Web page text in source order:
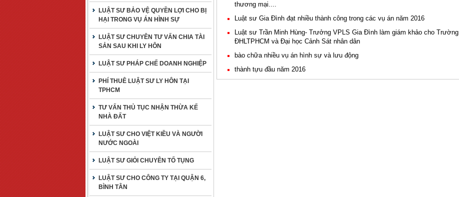
LUẬT SƯ BẢO VỆ QUYỀN LỢI CHO BỊ
HẠI TRONG VỤ ÁN HÌNH SỰ
LUẬT SƯ CHUYÊN TƯ VẤN CHIA TÀI
SẢN SAU KHI LY HÔN
LUẬT SƯ PHÁP CHẾ DOANH NGHIỆP
PHÍ THUÊ LUẬT SƯ LY HÔN TẠI
TPHCM
TƯ VẤN THỦ TỤC NHẬN THỪA KẾ
NHÀ ĐẤT
LUẬT SƯ CHO VIỆT KIỀU VÀ NGƯỜI
NƯỚC NGOÀI
LUẬT SƯ GIỎI CHUYÊN TỐ TỤNG
LUẬT SƯ CHO CÔNG TY TẠI QUẬN 6,
BÌNH TÂN
thương mại....
Luật sư Gia Đình đạt nhiều thành công trong các vụ án năm 2016
Luật sư Trần Minh Hùng- Trưởng VPLS Gia Đình làm giám khảo cho Trường
ĐHLTPHCM và Đại học Cảnh Sát nhân dân
bào chữa nhiều vụ án hình sự và lưu động
thành tựu đầu năm 2016